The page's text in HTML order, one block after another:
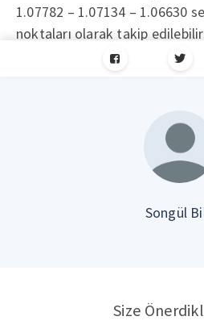
1.07782 – 1.07134 – 1.06630
noktaları olarak takip
Songül
Size